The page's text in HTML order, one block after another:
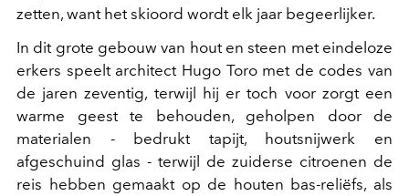
zetten, want het skioord wordt elk jaar begeerlijker.
In dit grote gebouw van hout en steen met eindeloze
erkers speelt architect Hugo Toro met de codes van
de jaren zeventig, terwijl hij er toch voor zorgt een
warme geest te behouden, geholpen door de
materialen - bedrukt tapijt, houtsnijwerk en
afgeschuind glas - terwijl de zuiderse citroenen de
reis hebben gemaakt op de houten bas-reliëfs, als